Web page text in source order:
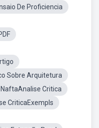
De Proficiencia
Sobre Arquitetura
NaftaAnalise Critica
CriticaExempls